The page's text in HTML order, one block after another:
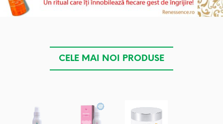
CELE MAI NOI PRODUSE